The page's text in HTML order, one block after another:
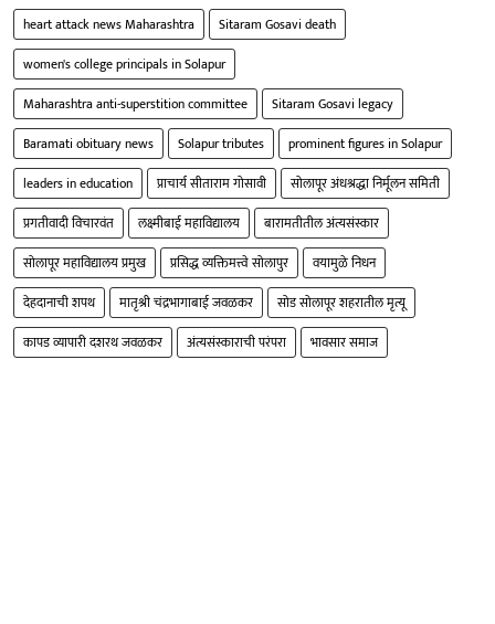
heart attack news Maharashtra
Sitaram Gosavi death
women's college principals in Solapur
Maharashtra anti-superstition committee
Sitaram Gosavi legacy
Baramati obituary news
Solapur tributes
prominent figures in Solapur
leaders in education
प्राचार्य सीताराम गोसावी
सोलापूर अंधश्रद्धा निर्मूलन समिती
प्रगतीवादी विचारवंत
लक्ष्मीबाई महाविद्यालय
बारामतीतील अंत्यसंस्कार
सोलापूर महाविद्यालय प्रमुख
प्रसिद्ध व्यक्तिमत्त्वे सोलापुर
वयामुळे निधन
देहदानाची शपथ
मातृश्री चंद्रभागाबाई जवळकर
सोड सोलापूर शहरातील मृत्यू
कापड व्यापारी दशरथ जवळकर
अंत्यसंस्काराची परंपरा भावसार समाज